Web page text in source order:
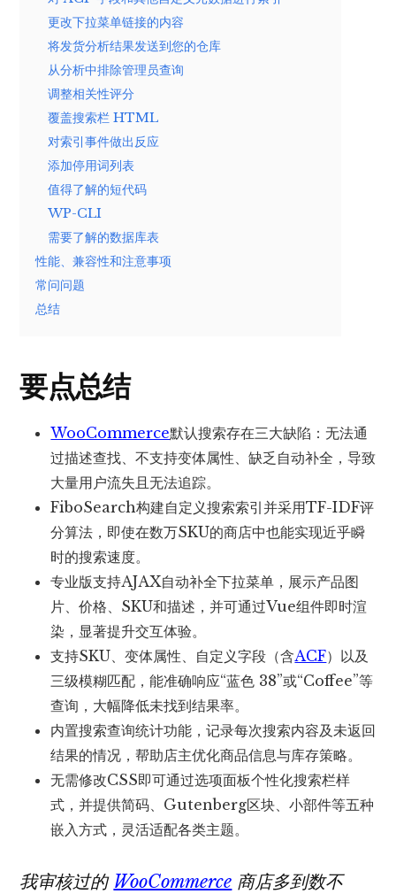
更改下拉菜单链接的内容
将发货分析结果发送到您的仓库
从分析中排除管理员查询
调整相关性评分
覆盖搜索栏 HTML
对索引事件做出反应
添加停用词列表
值得了解的短代码
WP-CLI
需要了解的数据库表
性能、兼容性和注意事项
常问问题
总结
要点总结
WooCommerce默认搜索存在三大缺陷：无法通
过描述查找、不支持变体属性、缺乏自动补全，导致
大量用户流失且无法追踪。
FiboSearch构建自定义搜索索引并采用TF-IDF评
分算法，即使在数万SKU的商店中也能实现近乎瞬
时的搜索速度。
专业版支持AJAX自动补全下拉菜单，展示产品图
片、价格、SKU和描述，并可通过Vue组件即时渲
染，显著提升交互体验。
支持SKU、变体属性、自定义字段（含ACF）以及
三级模糊匹配，能准确响应“蓝色 38”或“Coffee”等
查询，大幅降低未找到结果率。
内置搜索查询统计功能，记录每次搜索内容及未返回
结果的情况，帮助店主优化商品信息与库存策略。
无需修改CSS即可通过选项面板个性化搜索栏样
式，并提供简码、Gutenberg区块、小部件等五种
嵌入方式，灵活适配各类主题。
我审核过的 WooCommerce 商店多到数不